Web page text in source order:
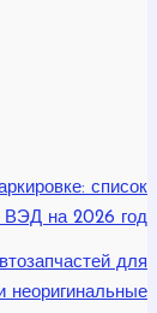
список
ВЭД на 2026 год
для
неоригинальные